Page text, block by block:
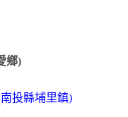
鄉)
南投縣埔里鎮)